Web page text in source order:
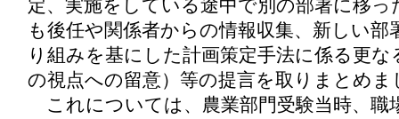
定、実施をしている途中で別の部署に移
も後任や関係者からの情報収集、新しい部
り組みを基にした計画策定手法に係る更な
の視点への留意）等の提言を取りまとめま
これについては、農業部門受験当時、職